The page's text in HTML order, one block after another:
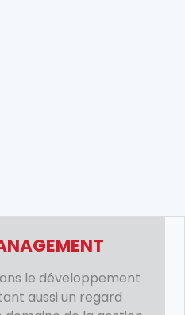
le développement
aussi un regard